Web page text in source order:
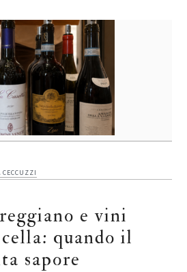
CECCUZZI
e vini
quando il
sapore